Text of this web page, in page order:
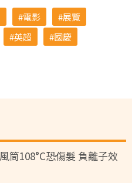
電影
展覽
英超
國慶
筒108°C恐傷髮 負離子效